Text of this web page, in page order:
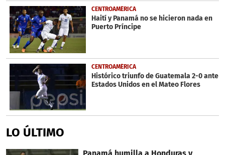
CENTROAMÉRICA
Haití y Panamá no se hicieron nada en
Puerto Príncipe
CENTROAMÉRICA
Histórico triunfo de Guatemala 2-0 ante
Estados Unidos en el Mateo Flores
LO ÚLTIMO